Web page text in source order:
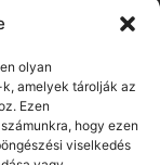
olyan
amelyek tárolják az
Ezen
hogy ezen
viselkedés
alapján